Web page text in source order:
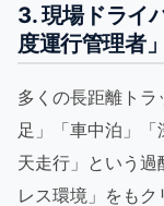
3. 現場ドライ
度運行管理者
多くの長距離トラ
足」「車中泊」
天走行」という
レス環境」をも